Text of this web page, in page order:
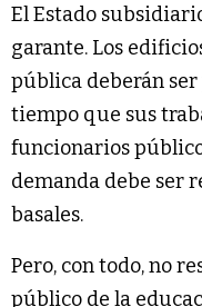
El Estado
garante. Los
pública deberán
tiempo que sus
funcionarios
demanda debe ser
basales.
Pero, con todo, no
público de la